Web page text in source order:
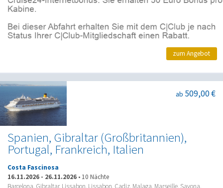
zum Angebot
Spanien, Gibraltar (Großbritannien),
Portugal, Frankreich, Italien
ab 509,00 €
Costa Fascinosa
16.11.2026 - 26.11.2026 • 10 Nächte
Barcelona, Gibraltar, Lissabon, Lissabon, Cadiz, Malaga, Marseille, Savona,